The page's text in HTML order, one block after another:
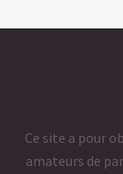
Ce site a pour
amateurs de